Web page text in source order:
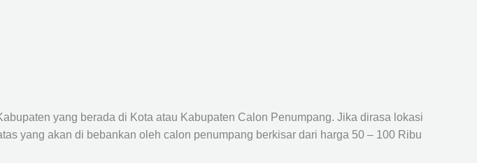
yang berada di Kota atau Kabupaten Calon Penumpang. Jika dirasa lokasi
yang akan di bebankan oleh calon penumpang berkisar dari harga 50 – 100 Ribu